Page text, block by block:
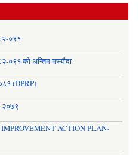
०९१
०९१ को अन्तिम मस्यौदा
(DPRP)
२०७९
IMPROVEMENT ACTION PLAN-